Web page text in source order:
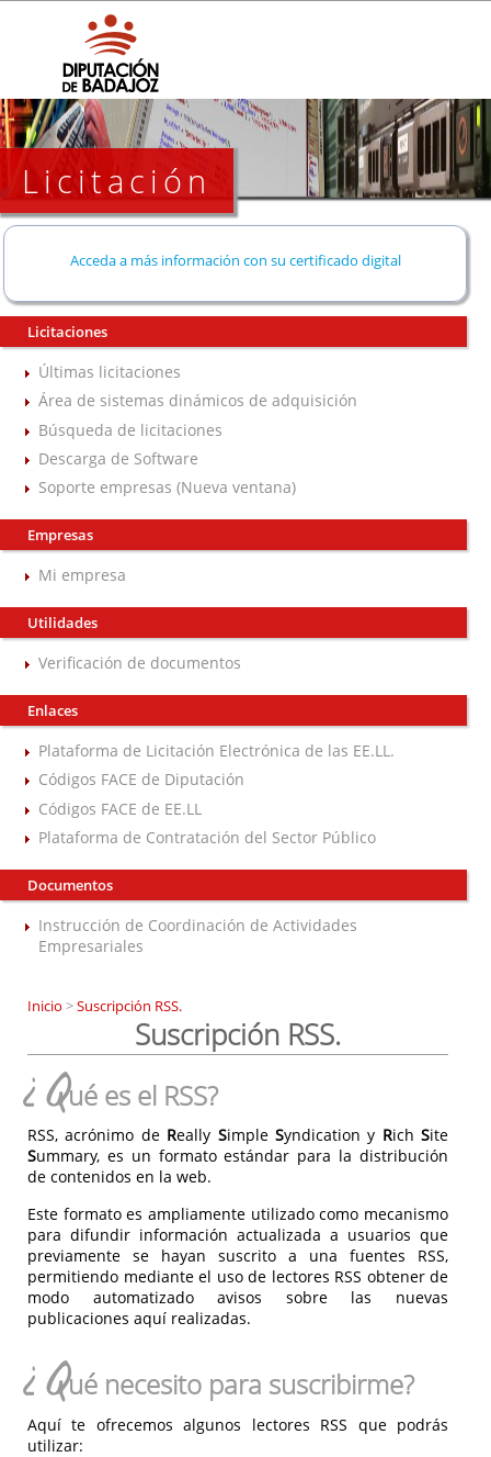
Licitación
Acceda a más información con su certificado digital
Licitaciones
Últimas licitaciones
Área de sistemas dinámicos de adquisición
Búsqueda de licitaciones
Descarga de Software
Soporte empresas (Nueva ventana)
Empresas
Mi empresa
Utilidades
Verificación de documentos
Enlaces
Plataforma de Licitación Electrónica de las EE.LL.
Códigos FACE de Diputación
Códigos FACE de EE.LL
Plataforma de Contratación del Sector Público
Documentos
Instrucción de Coordinación de Actividades
Empresariales
Inicio >Suscripción RSS.
Suscripción RSS.
¿Qué es el RSS?
RSS, acrónimo de Really Simple Syndication y RichSite
Summary, es un formato estándar para la distribución
de contenidos en la web.
Este formato es ampliamente utilizado como mecanismo
para difundir información actualizada a usuarios que
previamente se hayan suscrito a una fuentes RSS,
permitiendo mediante el uso de lectores RSS obtener de
modo automatizado avisos sobre las nuevas
publicaciones aquí realizadas.
¿Qué necesito para suscribirme?
Aquí te ofrecemos algunos lectores RSS que podrás
utilizar: